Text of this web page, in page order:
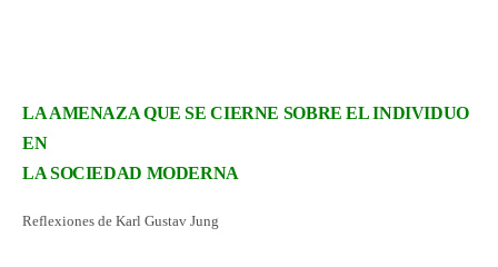
LA AMENAZA QUE SE CIERNE SOBRE EL INDIVIDUO
EN
LA SOCIEDAD MODERNA
Reflexiones de Karl Gustav Jung